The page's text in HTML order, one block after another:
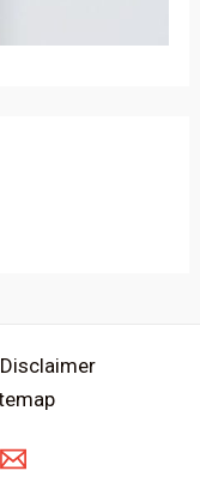
Disclaimer